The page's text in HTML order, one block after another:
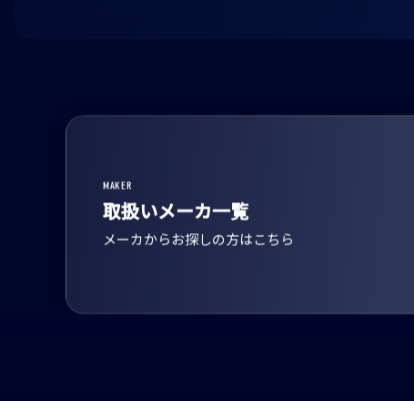
取扱いメーカ一覧
メーカからお探しの方はこちら